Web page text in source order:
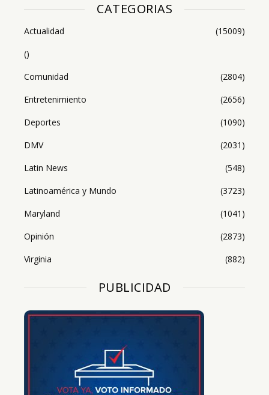
CATEGORIAS
Actualidad
(15009)
()
Comunidad
(2804)
Entretenimiento
(2656)
Deportes
(1090)
DMV
(2031)
Latin News
(548)
Latinoamérica y Mundo
(3723)
Maryland
(1041)
Opinión
(2873)
Virginia
(882)
PUBLICIDAD